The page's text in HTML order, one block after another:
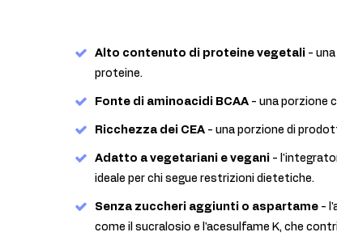
Alto contenuto di proteine vegetali -
proteine.
Fonte di aminoacidi BCAA - una porzione
Ricchezza dei CEA - una porzione di
Adatto a vegetariani e vegani -
ideale per chi segue restrizioni dietetiche.
Senza zuccheri aggiunti o aspartame -
come il sucralosio e l'acesulfame K, che